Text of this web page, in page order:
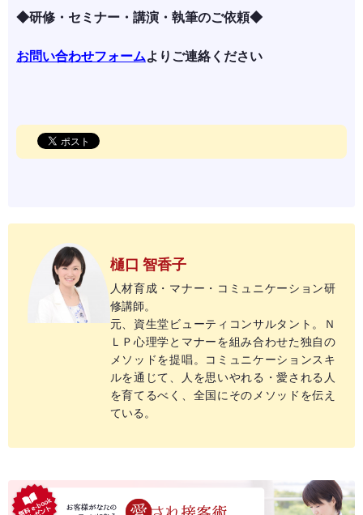
◆研修・セミナー・講演・執筆のご依頼◆
お問い合わせフォームよりご連絡ください
樋口 智香子
人材育成・マナー・コミュニケーション研
修講師。
元、資生堂ビューティコンサルタント。Ｎ
ＬＰ心理学とマナーを組み合わせた独自の
メソッドを提唱。コミュニケーションスキ
ルを通じて、人を思いやれる・愛される人
を育てるべく、全国にそのメソッドを伝え
ている。